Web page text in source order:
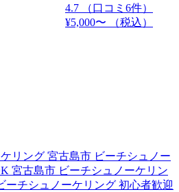
4.7
（口コミ6件）
¥5,000〜
（税込）
リング 宮古島市 ビーチシュノー
宮古島市 ビーチシュノーケリン
ーチシュノーケリング 初心者歓迎